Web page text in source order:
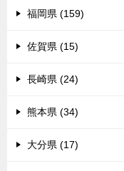
福岡県 (159)
佐賀県 (15)
長崎県 (24)
熊本県 (34)
大分県 (17)